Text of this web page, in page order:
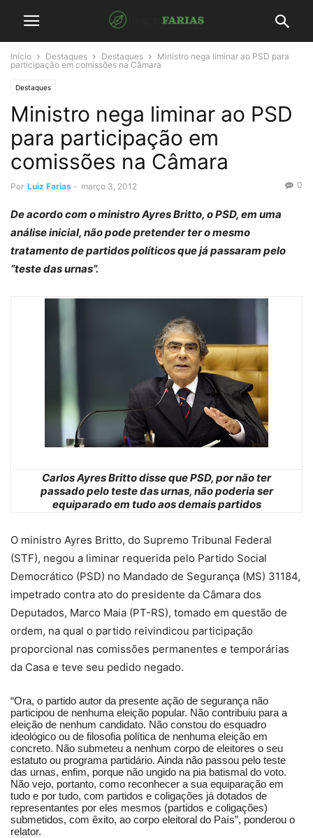
Início Destaques Destaques
Ministro nega liminar ao PSD para
participação em comissões na Câmara
Destaques
Ministro nega liminar ao PSD
para participação em
comissões na Câmara
Por Luiz Farias - março 3, 2012 0
De acordo com o ministro Ayres Britto, o PSD, em uma
análise inicial, não pode pretender ter o mesmo
tratamento de partidos políticos que já passaram pelo
“teste das urnas”.
Carlos Ayres Britto disse que PSD, por não ter
passado pelo teste das urnas, não poderia ser
equiparado em tudo aos demais partidos
O ministro Ayres Britto, do Supremo Tribunal Federal
(STF), negou a liminar requerida pelo Partido Social
Democrático (PSD) no Mandado de Segurança (MS) 31184,
impetrado contra ato do presidente da Câmara dos
Deputados, Marco Maia (PT-RS), tomado em questão de
ordem, na qual o partido reivindicou participação
proporcional nas comissões permanentes e temporárias
da Casa e teve seu pedido negado.
“Ora, o partido autor da presente ação de segurança não
participou de nenhuma eleição popular. Não contribuiu para a
eleição de nenhum candidato. Não constou do esquadro
ideológico ou de filosofia política de nenhuma eleição em
concreto. Não submeteu a nenhum corpo de eleitores o seu
estatuto ou programa partidário. Ainda não passou pelo teste
das urnas, enfim, porque não ungido na pia batismal do voto.
Não vejo, portanto, como reconhecer a sua equiparação em
tudo e por tudo, com partidos e coligações já dotados de
representantes por eles mesmos (partidos e coligações)
submetidos, com êxito, ao corpo eleitoral do País”, ponderou o
relator.